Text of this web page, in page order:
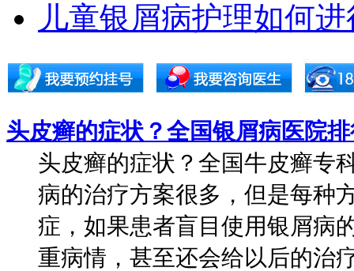
儿童银屑病护理如何
头皮癣的症状？全国银屑病医院
头皮癣的症状？全国牛皮癣专
病的治疗方案很多，但是每种
症，如果患者盲目使用银屑病
重病情，甚至还会给以后的治